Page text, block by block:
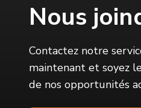
Nous
Contactez notre
maintenant et soyez
de nos opportunités